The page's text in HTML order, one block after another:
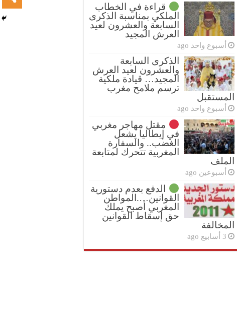
قراءة في الخطاب
الملكي بمناسبة الذكرى
السابعة والعشرون لعيد
العرش المجيد
أسبوع واحد ago
الذكرى السابعة
والعشرون لعيد العرش
المجيد… قيادة ملكية
ترسم ملامح مغرب
المستقبل
أسبوع واحد ago
مقتل مهاجر مغربي
في إيطاليا يشعل
الغضب.. والسفارة
المغربية تتحرك لمتابعة
الملف
أسبوعين ago
الدفع بعدم دستورية
القوانين….المواطن
المغربي أصبح يملك
حق إسقاط القوانين
المخالفة
3 أسابيع ago